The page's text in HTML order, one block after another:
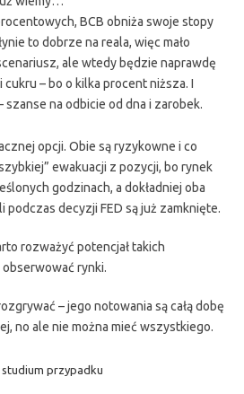
BCB obniża swoje stopy
to dobrze na reala, więc mało
ale wtedy będzie naprawdę
cukru – bo o kilka procent niższa. I
szanse na odbicie od dna i zarobek.
opcji. Obie są ryzykowne i co
ewakuacji z pozycji, bo rynek
godzinach, a dokładniej oba
decyzji FED są już zamknięte.
rozważyć potencjał takich
rynki.
– jego notowania są całą dobę
no ale nie można mieć wszystkiego.
studium przypadku